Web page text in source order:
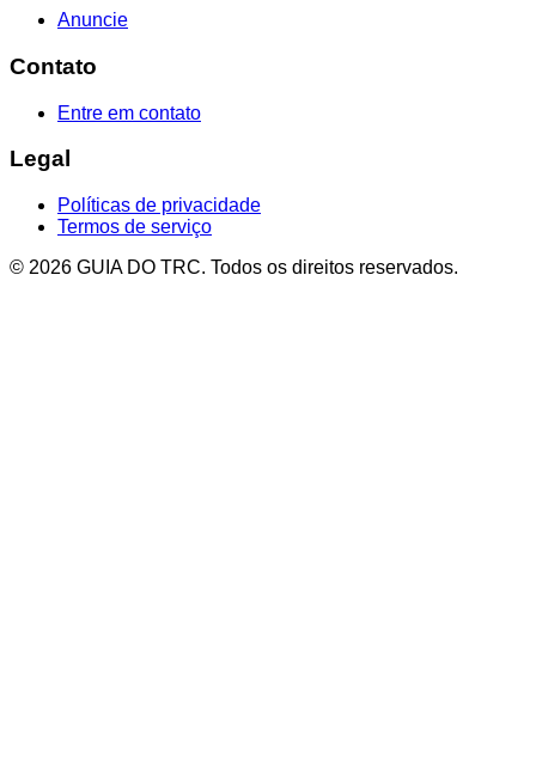
Anuncie
Contato
Entre em contato
Legal
Políticas de privacidade
Termos de serviço
© 2026 GUIA DO TRC. Todos os direitos reservados.